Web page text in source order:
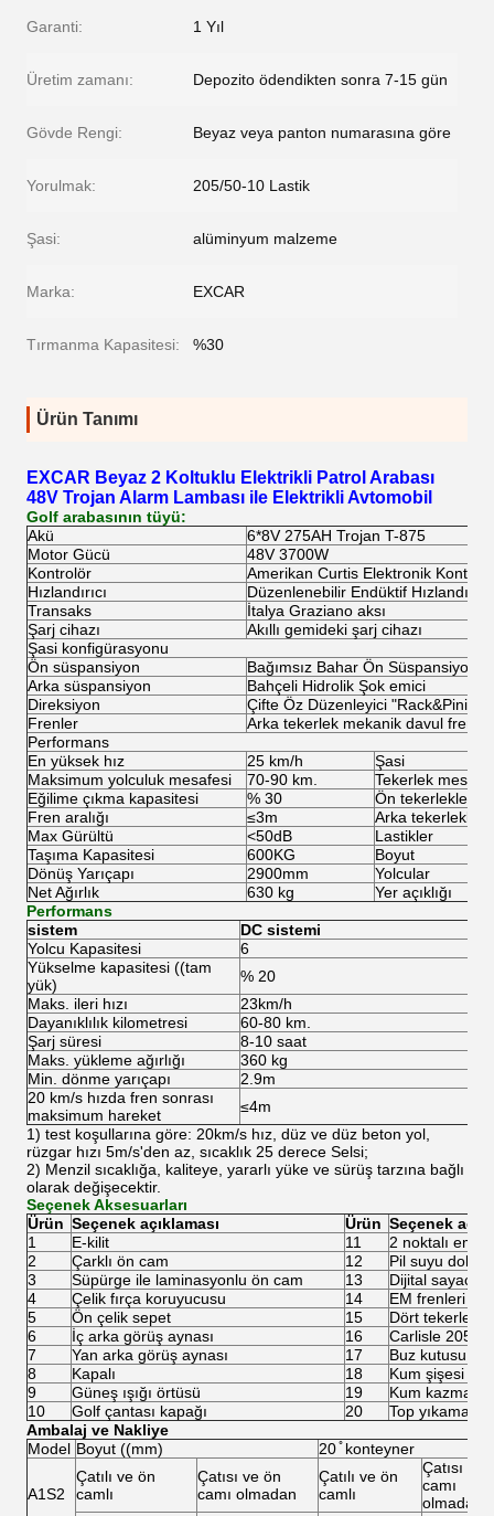
Garanti: 1 Yıl
Üretim zamanı: Depozito ödendikten sonra 7-15 gün
Gövde Rengi: Beyaz veya panton numarasına göre
Yorulmak: 205/50-10 Lastik
Şasi: alüminyum malzeme
Marka: EXCAR
Tırmanma Kapasitesi: %30
Ürün Tanımı
EXCAR Beyaz 2 Koltuklu Elektrikli Patrol Arabası
48V Trojan Alarm Lambası ile Elektrikli Avtomobil
Golf arabasının tüyü:
Akü
6*8V 275AH Trojan T-875
Motor Gücü
48V 3700W
Kontrolör
Amerikan Curtis Elektronik
Hızlandırıcı
Düzenlenebilir Endüktif
Transaks
İtalya Graziano aksı
Şarj cihazı
Akıllı gemideki şarj cihazı
Şasi konfigürasyonu
Ön süspansiyon
Bağımsız Bahar Ön Süspansiyonu
Arka süspansiyon
Bahçeli Hidrolik Şok emici
Direksiyon
Çifte Öz Düzenleyici
Frenler
Arka tekerlek mekanik davul fren
Performans
En yüksek hız
25 km/h
Şasi
Maksimum yolculuk mesafesi
70-90 km.
Tekerlek
Eğilime çıkma kapasitesi
% 30
Ön tekerlekler
Fren aralığı
≤3m
Arka tekerlekler
Max Gürültü
<50dB
Lastikler
Taşıma Kapasitesi
600KG
Boyut
Dönüş Yarıçapı
2900mm
Yolcular
Net Ağırlık
630 kg
Yer açıklığı
Performans
sistem
DC sistemi
Yolcu Kapasitesi
6
Yükselme kapasitesi ((tam
yük)
% 20
Maks. ileri hızı
23km/h
Dayanıklılık kilometresi
60-80 km.
Şarj süresi
8-10 saat
Maks. yükleme ağırlığı
360 kg
Min. dönme yarıçapı
2.9m
20 km/s hızda fren sonrası
maksimum hareket
≤4m
1) test koşullarına göre: 20km/s hız, düz ve düz beton yol,
rüzgar hızı 5m/s'den az, sıcaklık 25 derece Selsi;
2) Menzil sıcaklığa, kaliteye, yararlı yüke ve sürüş tarzına bağlı
olarak değişecektir.
Seçenek Aksesuarları
Ürün Seçenek açıklaması Ürün Seçenek
1
E-kilit 11
2 noktalı
2
Çarklı ön cam 12
Pil suyu
3
Süpürge ile laminasyonlu ön cam 13
Dijital sayaç
4
Çelik fırça koruyucusu 14
EM frenleri
5
Ön çelik sepet 15
Dört tekerlekli
6
İç arka görüş aynası 16
Carlisle 205/
7
Yan arka görüş aynası 17
Buz kutusu
8
Kapalı 18
Kum şişesi
9
Güneş ışığı örtüsü 19
Kum kazmak
10
Golf çantası kapağı 20
Top yıkama
Ambalaj ve Nakliye
Model Boyut ((mm) 20 ̊ konteyner
A1S2
Çatılı ve ön
camlı
Çatısı ve ön
camı olmadan
Çatılı ve ön
camlı
Çatısı ve
camı
olmadan